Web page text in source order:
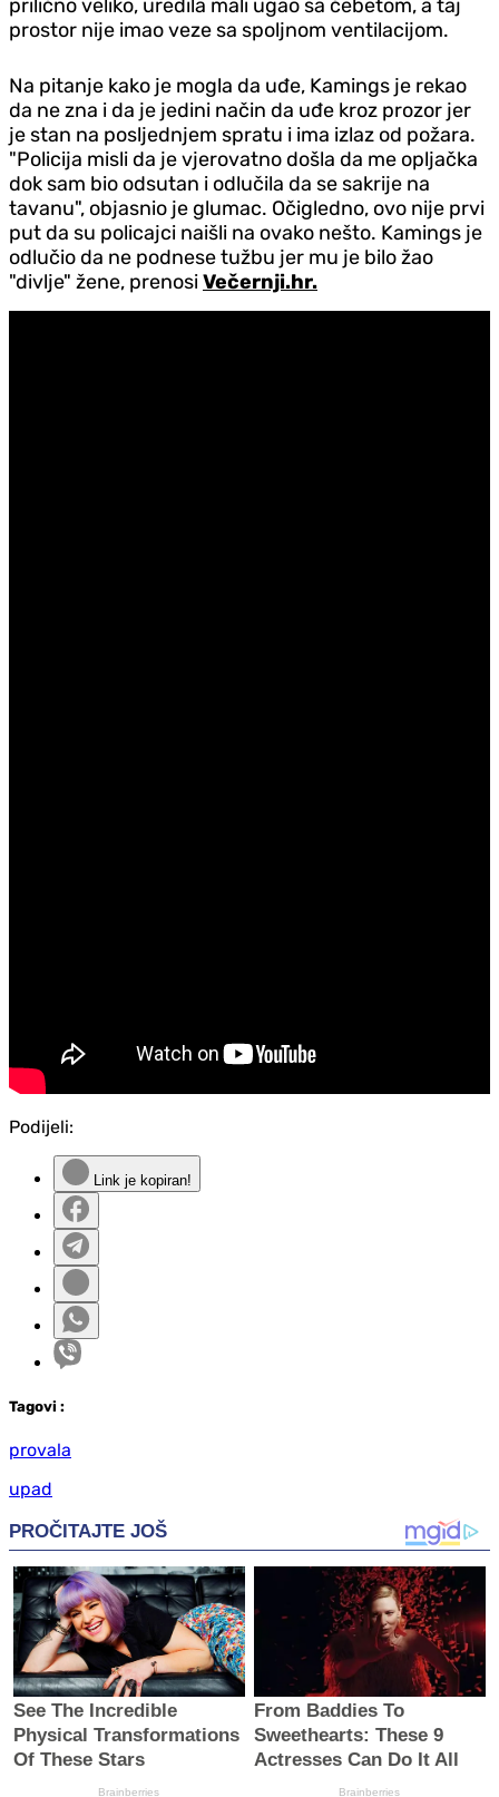
prilično veliko, uredila mali ugao sa ćebetom, a taj
prostor nije imao veze sa spoljnom ventilacijom.
Na pitanje kako je mogla da uđe, Kamings je rekao
da ne zna i da je jedini način da uđe kroz prozor jer
je stan na posljednjem spratu i ima izlaz od požara.
"Policija misli da je vjerovatno došla da me opljačka
dok sam bio odsutan i odlučila da se sakrije na
tavanu", objasnio je glumac. Očigledno, ovo nije prvi
put da su policajci naišli na ovako nešto. Kamings je
odlučio da ne podnese tužbu jer mu je bilo žao
"divlje" žene, prenosiVečernji.hr.
Podijeli:
Link je kopiran!
Tagovi :
provala
upad